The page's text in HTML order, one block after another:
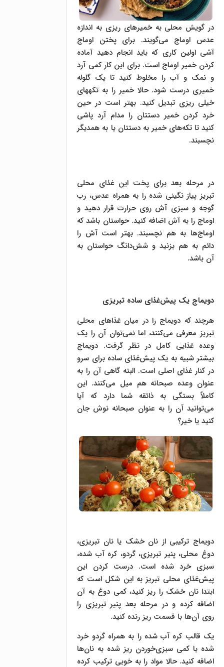
در گویش محلی به خمیرهای ریزی به اندازه
عدس اوماج می‌گویند. برای پختن اوماج
آشی اولین کاری که باید انجام دهید آماده
کردن خمیر اوماج است. برای این کار کمی آرد
و نمک و آب را مخلوط کنید تا یک گلوله
خمیری درست شود. حالا خمیر را به تکه‎های
خیلی ریزی تبدیل کنید. بهتر است در حین
خرد کردن خمیر دستتان را مدام آرد پاشی
کنید تا تکه‌های خمیر به دستتان یا به همدیگر
نچسبند.
در مرحله بعد برای پخت این غذای محلی
تبریز پیاز نگینی شده را به همراه عدس، رب
گوجه و سبزی آش روی حرارت قرار دهید و
اوماج را به آش اضافه کنید. حواستان باشد که
اوماج‌ها به هم نچسبند. بهتر است آش را
دائم به هم بزنید و شش‌دانگ حواستان به
آن باشد.
دویماج یک پیش‌غذای ساده تبریزی
هرچند که دویماج را در میان غذاهای محلی
تبریز معرفی می‌کنند، اما نمی‌توان آن را یک
وعده غذایی کامل در نظر گرفت. دویماج
بیشتر شبیه به یک پیش‌غذای ساده برای سرو
در کنار غذای اصلی است. البته گاهی آن را به
عنوان وعده صبحانه هم میل می‌کنند. این
کاملاً بستگی به ذائقه شما دارد که آیا
می‌توانید آن را به عنوان صبحانه نوش جان
کنید یا خیر؟
دویماج ترکیبی از نان خشک یا نان تبریزی،
دوغ محلی، پنیر تبریزی، گردو، کره آب شده،
سبزی خرد شده است. درست کردن این
پیش‌غذای محلی تبریز به این شکل است که
ابتدا نان خشک را ریز کنید، کمی دوغ به آن
اضافه کرده و در مرحله بعد پنیر تبریزی را
روی آن‌ها با قسمت ریز رنده کنید.
یک قالب کره آب شده را به همراه گردو خرد
شده با کمی سبزی‌خوردن ریز شده به نان‌ها
اضافه کنید. حالا مواد را به خوبی ترکیب کرده